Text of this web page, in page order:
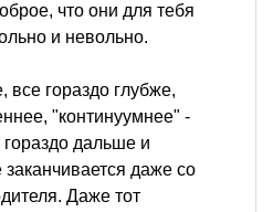
что они для тебя
и невольно.
гораздо глубже,
"континуумнее" -
гораздо дальше и
заканчивается даже со
Даже тот